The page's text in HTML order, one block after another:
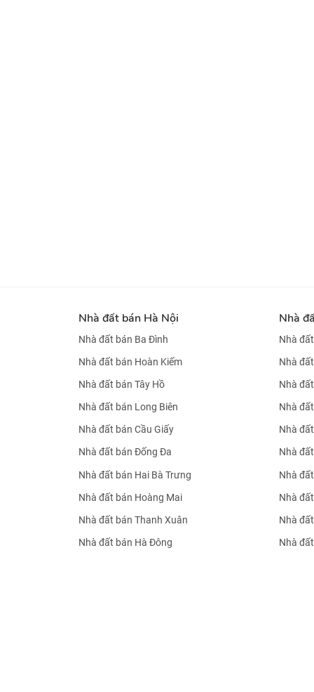
Nhà đất bán Hà Nội
Nhà đất bán Ba Đình
Nhà đất bán Hoàn Kiếm
Nhà đất bán Tây Hồ
Nhà đất bán Long Biên
Nhà đất bán Cầu Giấy
Nhà đất bán Đống Đa
Nhà đất bán Hai Bà Trưng
Nhà đất bán Hoàng Mai
Nhà đất bán Thanh Xuân
Nhà đất bán Hà Đông
Nhà
Nhà
Nhà
Nhà
Nhà
Nhà
Nhà
Nhà
Nhà
Nhà
Nhà